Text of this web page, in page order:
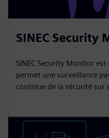
SINEC Security
SINEC Security Monitor
permet une surveillance
continue de la sécurité